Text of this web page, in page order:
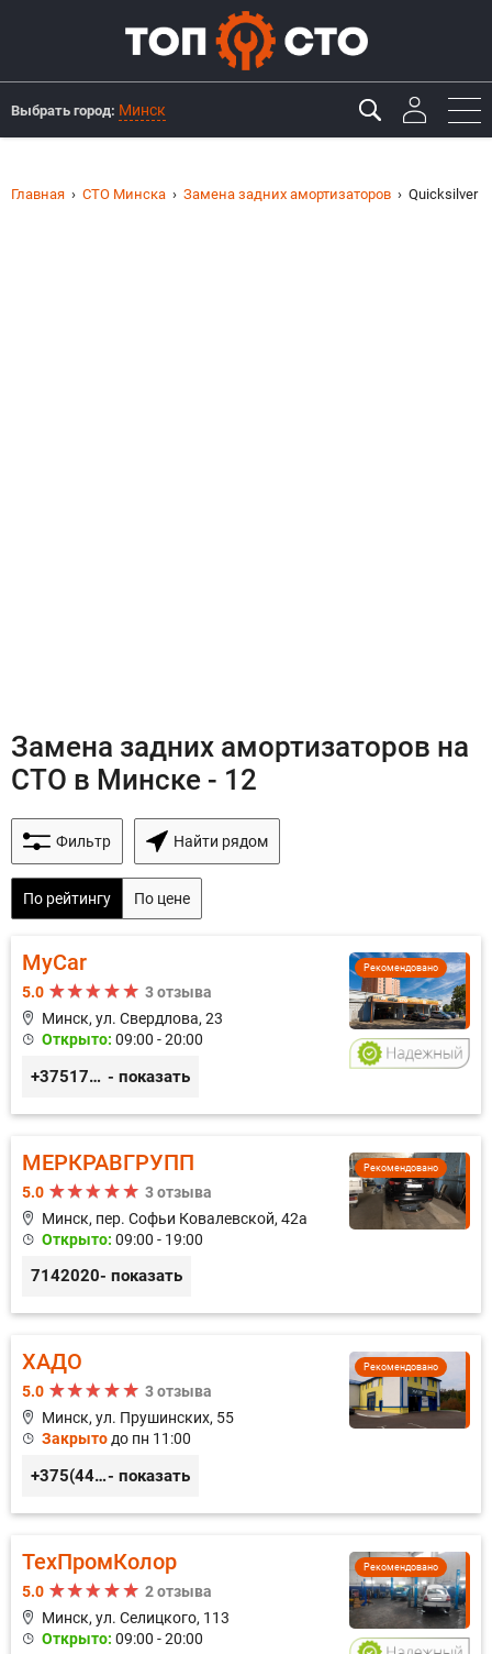
Выбрать город: Минск
Главная СТО Минска Замена задних амортизаторов Quicksilver
Замена задних амортизаторов на
СТО в Минске - 12
Фильтр Найти рядом
По рейтингу По цене
Рекомендовано
MyCar
5.0
3 отзыва
Минск, ул. Свердлова, 23
Открыто: 09:00 - 20:00
+375173212443 - показать
Рекомендовано
МЕРКРАВГРУПП
5.0
3 отзыва
Минск, пер. Софьи Ковалевской, 42а
Открыто: 09:00 - 19:00
7142020- показать
Рекомендовано
ХАДО
5.0
3 отзыва
Минск, ул. Прушинских, 55
Закрыто до пн 11:00
+375(44) 559-27-77- показать
Рекомендовано
ТехПромКолор
5.0
2 отзыва
Минск, ул. Селицкого, 113
Открыто: 09:00 - 20:00